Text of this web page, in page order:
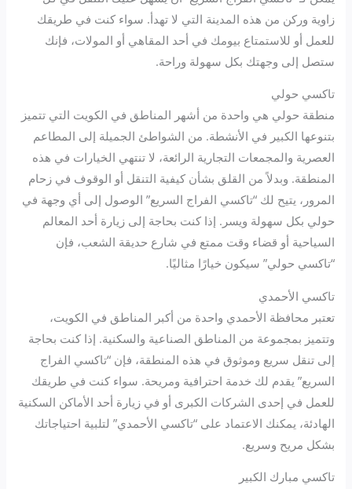
زاوية وركن من هذه المدينة التي لا تهدأ. سواء كنت في طريقك
للعمل أو للاستمتاع بيومك في أحد المقاهي أو المولات، فإنك
ستصل إلى وجهتك بكل سهولة وراحة.
تاكسي حولي
منطقة حولي هي واحدة من أشهر المناطق في الكويت التي تتميز
بتنوعها الكبير في الأنشطة. من الشواطئ الجميلة إلى المطاعم
العصرية والمجمعات التجارية الرائعة، لا تنتهي الخيارات في هذه
المنطقة. وبدلاً من القلق بشأن كيفية التنقل أو الوقوف في زحام
المرور، يتيح لك “تاكسي الفراج السريع” الوصول إلى أي وجهة في
حولي بكل سهولة ويسر. إذا كنت بحاجة إلى زيارة أحد المعالم
السياحية أو قضاء وقت ممتع في شارع حديقة الشعب، فإن
“تاكسي حولي” سيكون خيارًا مثاليًا.
تاكسي الأحمدي
تعتبر محافظة الأحمدي واحدة من أكبر المناطق في الكويت،
وتتميز بمجموعة من المناطق الصناعية والسكنية. إذا كنت بحاجة
إلى تنقل سريع وموثوق في هذه المنطقة، فإن “تاكسي الفراج
السريع” يقدم لك خدمة احترافية ومريحة. سواء كنت في طريقك
للعمل في إحدى الشركات الكبرى أو في زيارة أحد الأماكن السكنية
الهادئة، يمكنك الاعتماد على “تاكسي الأحمدي” لتلبية احتياجاتك
بشكل مريح وسريع.
تاكسي مبارك الكبير